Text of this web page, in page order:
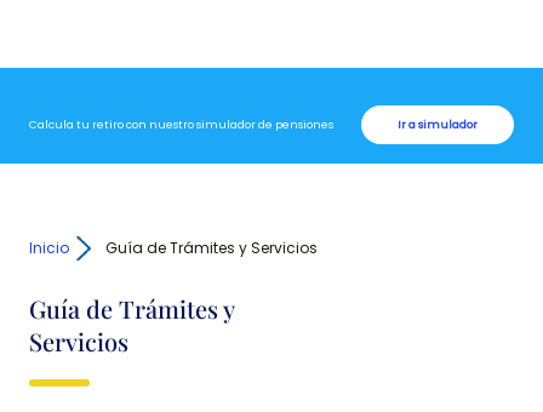
Calcula tu retiro con nuestro simulador de pensiones Ir a simulador
Inicio Guía de Trámites y Servicios
Guía de Trámites y
Servicios